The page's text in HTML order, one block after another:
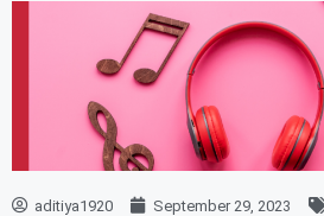
aditiya1920 September 29, 2023